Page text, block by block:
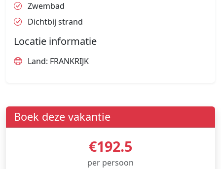
Zwembad
Dichtbij strand
Locatie informatie
Land: FRANKRIJK
Boek deze vakantie
€192.5
per persoon